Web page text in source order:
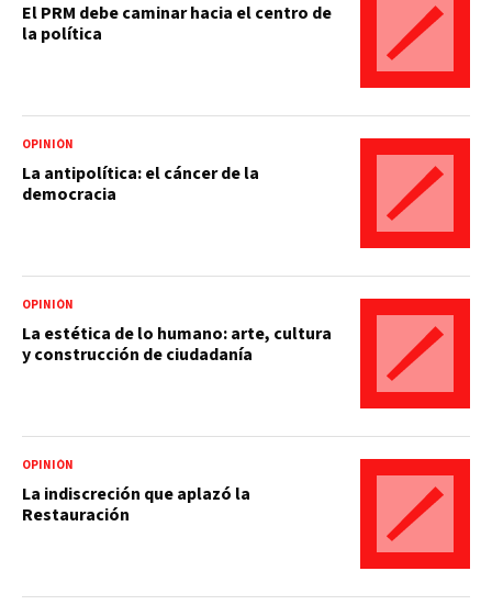
El PRM debe caminar hacia el centro de
la política
OPINIÓN
La antipolítica: el cáncer de la
democracia
OPINIÓN
La estética de lo humano: arte, cultura
y construcción de ciudadanía
OPINIÓN
La indiscreción que aplazó la
Restauración